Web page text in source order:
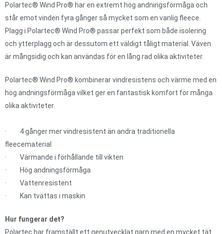
Polartec® Wind Pro® har en extremt hög andningsförmåga och
står emot vinden fyra gånger så mycket som en vanlig fleece.
Plagg i Polartec® Wind Pro® passar perfekt som både isolering
och ytterplagg och är dessutom ett väldigt tåligt material. Väven
är mångsidig och kan användas för en lång rad olika aktiviteter.
Polartec® Wind Pro® kombinerar vindresistens och värme med en
hög andningsförmåga vilket ger en fantastisk komfort för många
olika aktiviteter.
· 4 gånger mer vindresistent än andra traditionella
fleecematerial
· Värmande i förhållande till vikten
· Hög andningsförmåga
· Vattenresistent
· Kan tvättas i maskin
Hur fungerar det?
Polartec har framställt ett genutvecklat garn med en mycket tät